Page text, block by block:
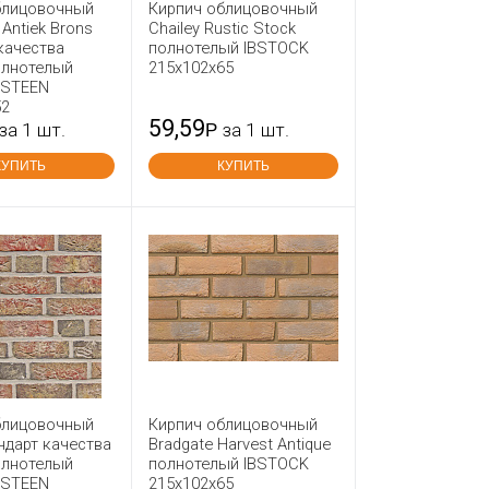
Brons
за 1 шт.
Кирпич облицовочный
Chailey Rustic Stock
полнотелый IBSTOCK
215x102x65
59,59Р за 1 шт.
КУПИТЬ
качества
Кирпич облицовочный
Bradgate Harvest Antique
полнотелый IBSTOCK
215x102x65